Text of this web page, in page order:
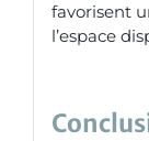
favorisent
l’espace